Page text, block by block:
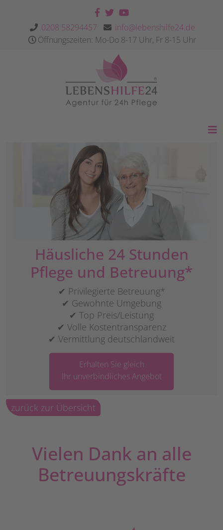
0208 58294457
info@lebenshilfe24.de
Öffnungszeiten: Mo-Do 8-17 Uhr, Fr 8-15 Uhr
Häusliche 24 Stunden
Pflege und Betreuung*
✔ Privilegierte Betreuung*
✔ Gewohnte Umgebung
✔ Top Preis/Leistung
✔ Volle Kostentransparenz
✔ Vermittlung deutschlandweit
Erhalten Sie gleich
Ihr unverbindliches Angebot
zurück zur Übersicht
Vielen Dank an alle
Betreuungskräfte